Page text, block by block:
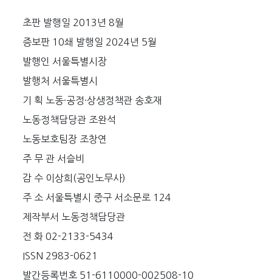
초판 발행일 2013년 8월
증보판 10쇄 발행일 2024년 5월
발행인 서울특별시장
발행처 서울특별시
기 획 노동·공정·상생정책관 송호재
노동정책담당관 조완석
노동보호팀장 조창연
주 무 관 서슬비
감 수 이상희(공인노무사)
주 소 서울특별시 중구 서소문로 124
제작부서 노동정책담당관
전 화 02-2133-5434
ISSN 2983-0621
발간등록번호 51-6110000-002508-10